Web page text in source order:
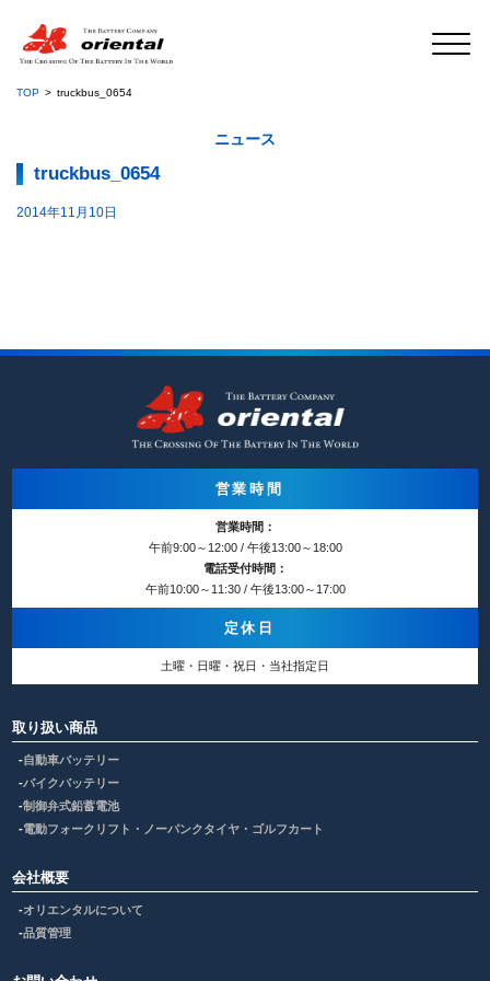
TOP truckbus_0654
ニュース
truckbus_0654
2014年11月10日
営業時間
営業時間：
午前9:00～12:00 / 午後13:00～18:00
電話受付時間：
午前10:00～11:30 / 午後13:00～17:00
定休日
土曜・日曜・祝日・当社指定日
取り扱い商品
自動車バッテリー
バイクバッテリー
制御弁式鉛蓄電池
電動フォークリフト・ノーパンクタイヤ・ゴルフカート
会社概要
オリエンタルについて
品質管理